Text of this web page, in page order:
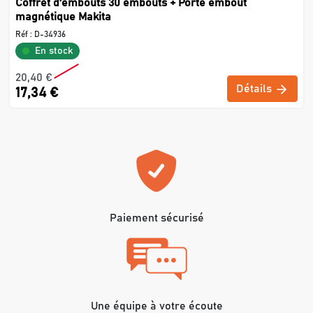
Coffret d'embouts 30 embouts + Porte embout
magnétique Makita
Réf : D-34936
En stock
20,40 €
17,34 € Détails
Paiement sécurisé
Une équipe à votre écoute